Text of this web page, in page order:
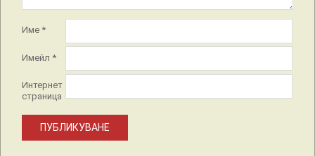
Име *
Имейл *
Интернет
страница